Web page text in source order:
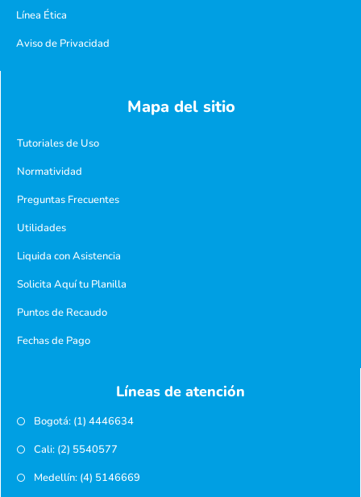
Línea Ética
Aviso de Privacidad
Mapa del sitio
Tutoriales de Uso
Normatividad
Preguntas Frecuentes
Utilidades
Liquida con Asistencia
Solicita Aquí tu Planilla
Puntos de Recaudo
Fechas de Pago
Líneas de atención
Bogotá: (1) 4446634
Cali: (2) 5540577
Medellín: (4) 5146669